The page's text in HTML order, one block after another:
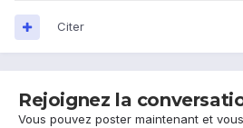
Citer
Rejoignez la
Vous pouvez poster maintenant et